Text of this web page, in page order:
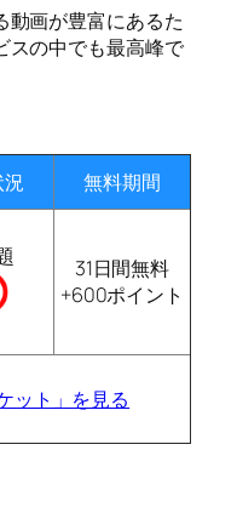
動画が豊富にあるた
スの中でも最高峰で
無料期間
31日間無料
+600ポイント
ット」を見る